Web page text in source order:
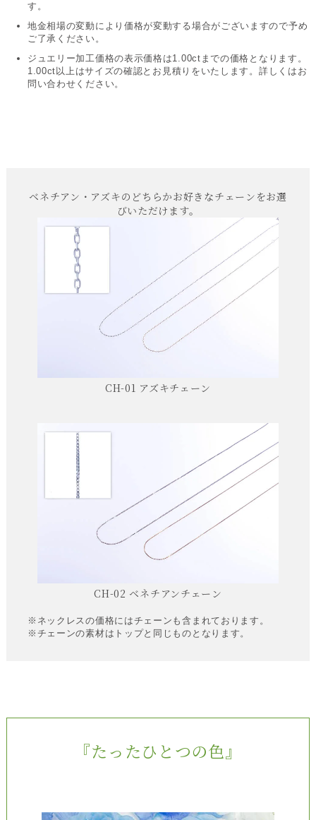
す。
地金相場の変動により価格が変動する場合がございますので予め
ご了承ください。
ジュエリー加工価格の表示価格は1.00ctまでの価格となります。
1.00ct以上はサイズの確認とお見積りをいたします。詳しくはお
問い合わせください。
ベネチアン・アズキのどちらかお好きなチェーンをお選
びいただけます。
CH-01 アズキチェーン
CH-02 ベネチアンチェーン
※ネックレスの価格にはチェーンも含まれております。
※チェーンの素材はトップと同じものとなります。
『たったひとつの色』